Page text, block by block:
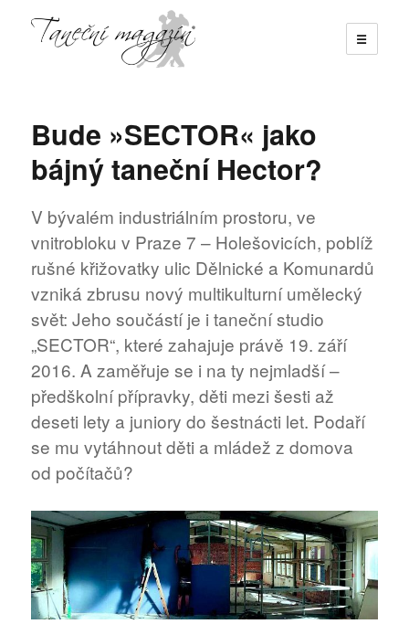
☰
Bude »SECTOR« jako
bájný taneční Hector?
V bývalém industriálním prostoru, ve
vnitrobloku v Praze 7 – Holešovicích, poblíž
rušné křižovatky ulic Dělnické a Komunardů
vzniká zbrusu nový multikulturní umělecký
svět: Jeho součástí je i taneční studio
„SECTOR“, které zahajuje právě 19. září
2016. A zaměřuje se i na ty nejmladší –
předškolní přípravky, děti mezi šesti až
deseti lety a juniory do šestnácti let. Podaří
se mu vytáhnout děti a mládež z domova
od počítačů?